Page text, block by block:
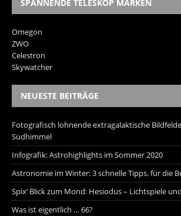
SPANNENDE TELESKOP MARKEN
Omegon
ZWO
Celestron
Skywatcher
NEUESTE BEITRÄGE
Fotografisch lohnende extragalaktische
Südhimmel
Infografik: Astrohighlights im Sommer 2020
Astronomie im Winter: 3 schnelle Tipps, für die
Spix‘ Blick zum Mond: Hesiodus – Lichtspiele
Was ist eigentlich … 66?